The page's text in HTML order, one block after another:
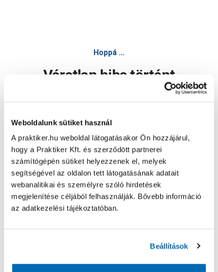
Weboldalunk sütiket használ
A praktiker.hu weboldal látogatásakor Ön hozzájárul,
hogy a Praktiker Kft. és szerződött partnerei
számítógépén sütiket helyezzenek el, melyek
segítségével az oldalon tett látogatásának adatait
webanalitikai és személyre szóló hirdetések
megjelenítése céljából felhasználják. Bővebb információ
az adatkezelési tájékoztatóban.
Beállítások
Hoppá ...
Váratlan hiba történt
Oldal újratöltése